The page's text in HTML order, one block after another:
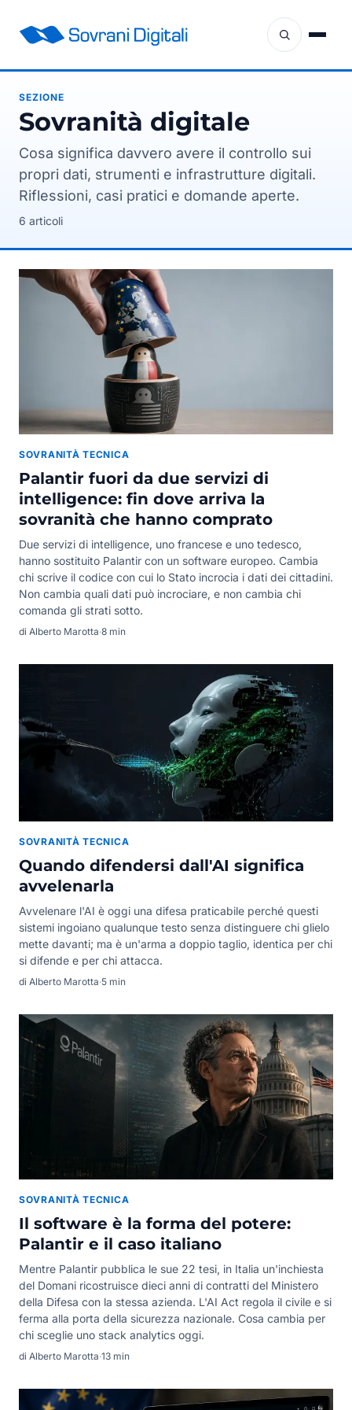
SEZIONE
sovranità digitale
Cosa significa davvero avere il controllo sui
propri dati, strumenti e infrastrutture digitali.
Riflessioni, casi pratici e domande aperte.
6 articoli
SOVRANITÀ TECNICA
Palantir fuori da due servizi di
intelligence: fin dove arriva la
sovranità che hanno comprato
Due servizi di intelligence, uno francese e uno tedesco,
hanno sostituito Palantir con un software europeo. Cambia
chi scrive il codice con cui lo Stato incrocia i dati dei cittadini.
Non cambia quali dati può incrociare, e non cambia chi
comanda gli strati sotto.
di Alberto Marotta·8 min
SOVRANITÀ TECNICA
Quando difendersi dall'AI significa
avvelenarla
Avvelenare l'AI è oggi una difesa praticabile perché questi
sistemi ingoiano qualunque testo senza distinguere chi glielo
mette davanti; ma è un'arma a doppio taglio, identica per chi
si difende e per chi attacca.
di Alberto Marotta·5 min
SOVRANITÀ TECNICA
Il software è la forma del potere:
Palantir e il caso italiano
Mentre Palantir pubblica le sue 22 tesi, in Italia un'inchiesta
del Domani ricostruisce dieci anni di contratti del Ministero
della Difesa con la stessa azienda. L'AI Act regola il civile e si
ferma alla porta della sicurezza nazionale. Cosa cambia per
chi sceglie uno stack analytics oggi.
di Alberto Marotta·13 min